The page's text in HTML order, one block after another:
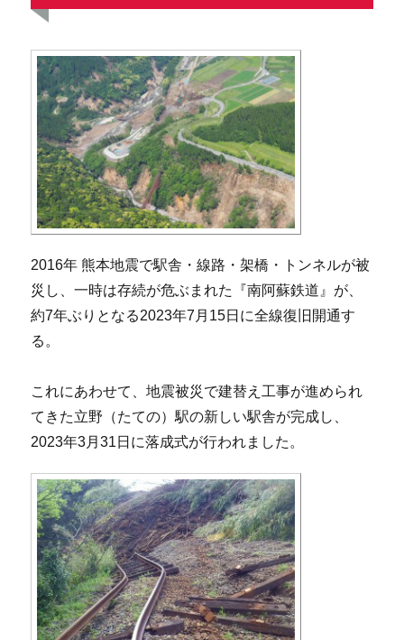
2016年 熊本地震で駅舎・線路・架橋・トンネルが被
災し、一時は存続が危ぶまれた『南阿蘇鉄道』が、
約7年ぶりとなる2023年7月15日に全線復旧開通す
る。
これにあわせて、地震被災で建替え工事が進められ
てきた立野（たての）駅の新しい駅舎が完成し、
2023年3月31日に落成式が行われました。